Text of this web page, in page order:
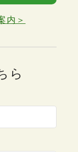
内＞
ら